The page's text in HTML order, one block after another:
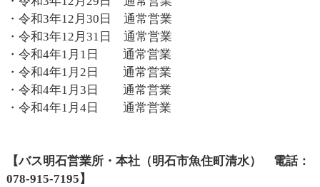
・令和3年12月30日 通常営業
・令和3年12月31日 通常営業
・令和4年1月1日 通常営業
・令和4年1月2日 通常営業
・令和4年1月3日 通常営業
・令和4年1月4日 通常営業
【バス明石営業所・本社（明石市魚住町清水） 電話：
078-915-7195】